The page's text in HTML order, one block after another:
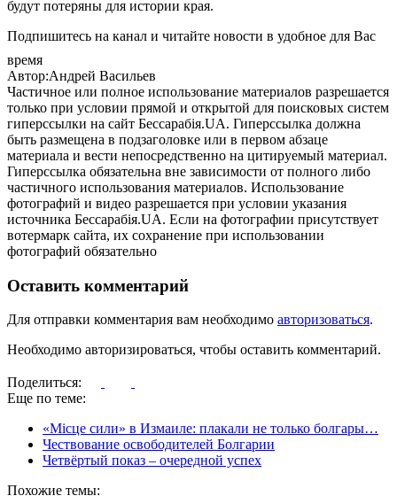
будут потеряны для истории края.
Подпишитесь на канал и читайте новости в удобное для Вас
время
Автор:Андрей Васильев
Частичное или полное использование материалов разрешается
только при условии прямой и открытой для поисковых систем
гиперссылки на сайт Бессарабія.UA. Гиперссылка должна
быть размещена в подзаголовке или в первом абзаце
материала и вести непосредственно на цитируемый материал.
Гиперссылка обязательна вне зависимости от полного либо
частичного использования материалов. Использование
фотографий и видео разрешается при условии указания
источника Бессарабія.UA. Если на фотографии присутствует
вотермарк сайта, их сохранение при использовании
фотографий обязательно
Оставить комментарий
Для отправки комментария вам необходимо авторизоваться.
Необходимо авторизироваться, чтобы оставить комментарий.
Поделиться:
Еще по теме:
«Місце сили» в Измаиле: плакали не только болгары…
Чествование освободителей Болгарии
Четвёртый показ – очередной успех
Похожие темы: